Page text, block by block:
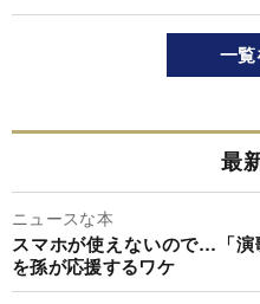
一
最
ニュースな本
スマホが使えないので…「
を孫が応援するワケ